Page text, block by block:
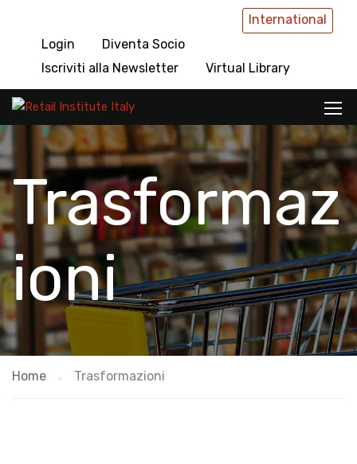
International
Login
Diventa Socio
Iscriviti alla Newsletter
Virtual Library
Trasformaz
ioni
Home Trasformazioni